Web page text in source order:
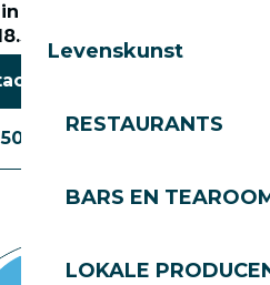
Levenskunst
RESTAURANTS
BARS EN
LOKALE
het seizoen van 8.30
uur
met ons op
74 74 74